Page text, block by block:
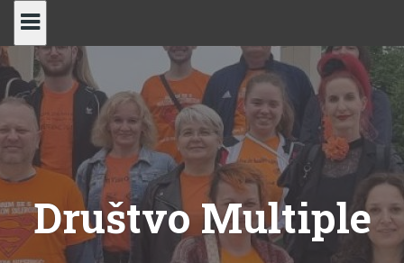
Skip
content
Društvo Multiple